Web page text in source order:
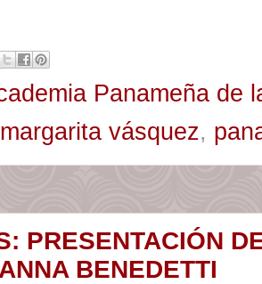
Panameña de
margarita vásquez,
PRESENTACIÓN
BENEDETTI